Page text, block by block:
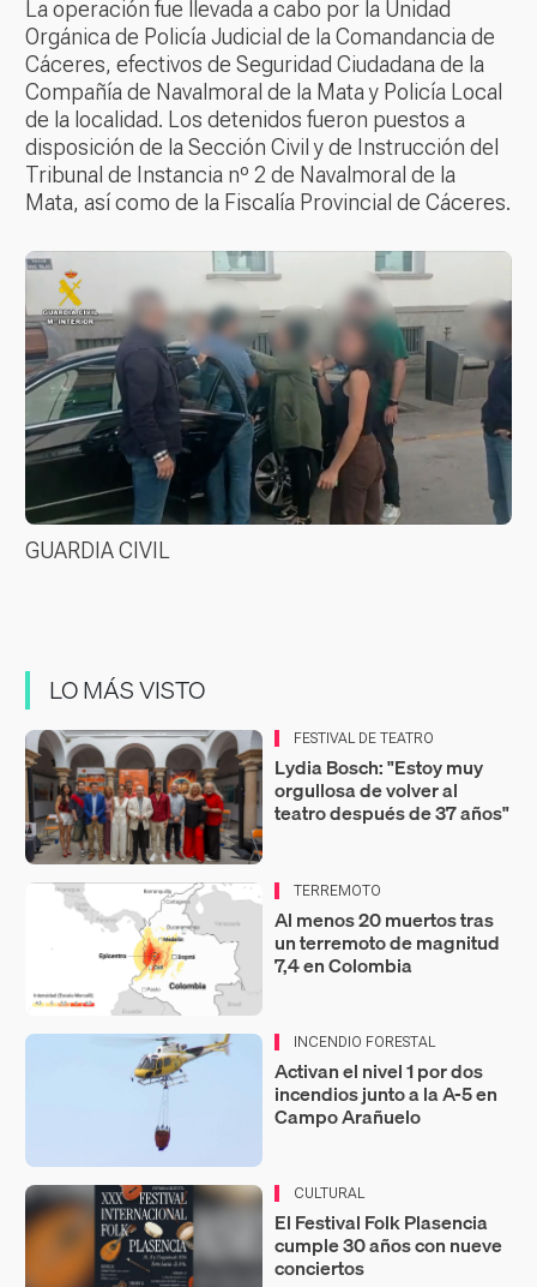
La operación fue llevada a cabo por la Unidad
Orgánica de Policía Judicial de la Comandancia de
Cáceres, efectivos de Seguridad Ciudadana de la
Compañía de Navalmoral de la Mata y Policía Local
de la localidad. Los detenidos fueron puestos a
disposición de la Sección Civil y de Instrucción del
Tribunal de Instancia nº 2 de Navalmoral de la
Mata, así como de la Fiscalía Provincial de Cáceres.
GUARDIA CIVIL
LO MÁS VISTO
FESTIVAL DE TEATRO
Lydia Bosch: "Estoy muy
orgullosa de volver al
teatro después de 37 años"
TERREMOTO
Al menos 20 muertos tras
un terremoto de magnitud
7,4 en Colombia
INCENDIO FORESTAL
Activan el nivel 1 por dos
incendios junto a la A-5 en
Campo Arañuelo
CULTURAL
El Festival Folk Plasencia
cumple 30 años con nueve
conciertos